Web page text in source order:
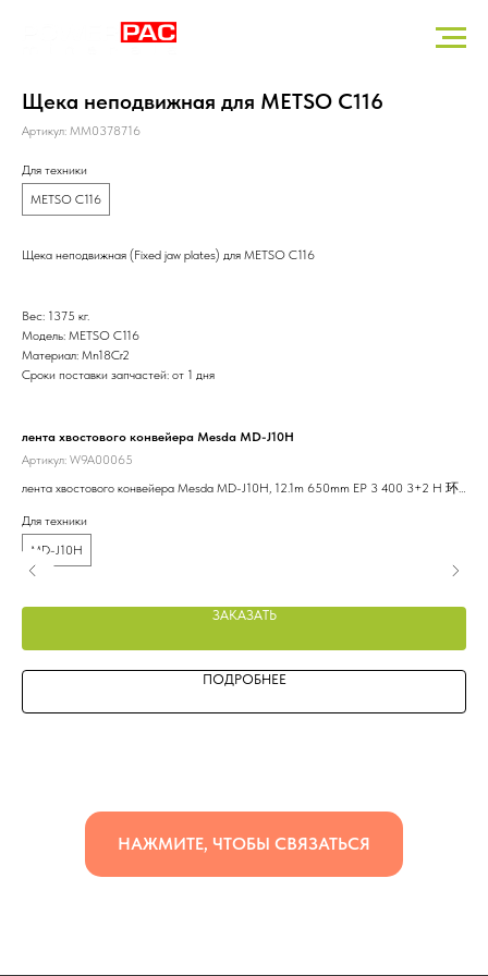
Щека неподвижная для METSO C116
Артикул: MM0378716
Для техники
METSO C116
Щека неподвижная (Fixed jaw plates) для METSO C116
Вес: 1375 кг.
Модель: METSO C116
Материал: Mn18Cr2
Сроки поставки запчастей: от 1 дня
лента хвостового конвейера Mesda MD-J10H
Артикул: W9A00065
лента хвостового конвейера Mesda MD-J10H, 12.1m 650mm EP 3 400 3+2 H 环
Для техники
MD-J10H
ЗАКАЗАТЬ
ПОДРОБНЕЕ
НАЖМИТЕ, ЧТОБЫ СВЯЗАТЬСЯ